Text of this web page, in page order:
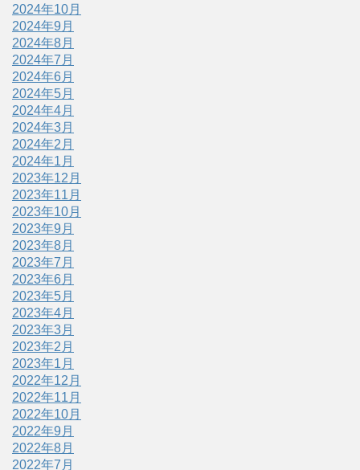
2024年10月
2024年9月
2024年8月
2024年7月
2024年6月
2024年5月
2024年4月
2024年3月
2024年2月
2024年1月
2023年12月
2023年11月
2023年10月
2023年9月
2023年8月
2023年7月
2023年6月
2023年5月
2023年4月
2023年3月
2023年2月
2023年1月
2022年12月
2022年11月
2022年10月
2022年9月
2022年8月
2022年7月